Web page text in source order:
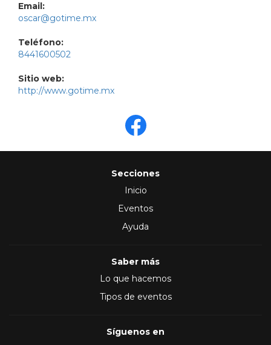
Email:
oscar@gotime.mx
Teléfono:
8441600502
Sitio web:
http://www.gotime.mx
Secciones
Inicio
Eventos
Ayuda
Saber más
Lo que hacemos
Tipos de eventos
Síguenos en